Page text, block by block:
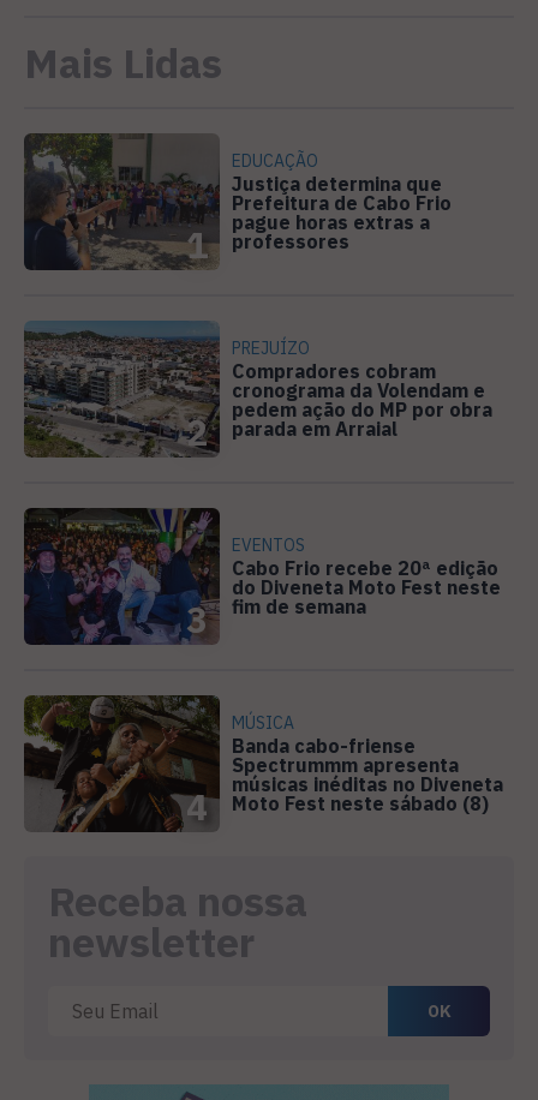
Mais Lidas
1
EDUCAÇÃO
Justiça determina que
Prefeitura de Cabo Frio
pague horas extras a
professores
2
PREJUÍZO
Compradores cobram
cronograma da Volendam e
pedem ação do MP por obra
parada em Arraial
3
EVENTOS
Cabo Frio recebe 20ª edição
do Diveneta Moto Fest neste
fim de semana
4
MÚSICA
Banda cabo-friense
Spectrummm apresenta
músicas inéditas no Diveneta
Moto Fest neste sábado (8)
Receba nossa
newsletter